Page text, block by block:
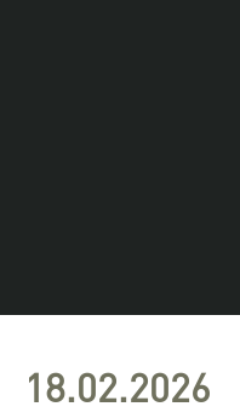
18.02.2026